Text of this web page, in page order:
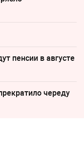
пенсии в августе
череду